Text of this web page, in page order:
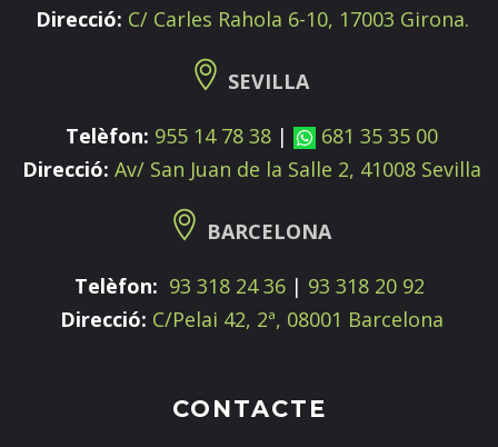
Direcció: C/ Carles Rahola 6-10, 17003 Girona.
SEVILLA
Telèfon: 955 14 78 38 |
681 35 35 00
Direcció: Av/ San Juan de la Salle 2, 41008 Sevilla
BARCELONA
Telèfon: 93 318 24 36| 93 318 20 92
Direcció: C/Pelai 42, 2ª, 08001 Barcelona
CONTACTE